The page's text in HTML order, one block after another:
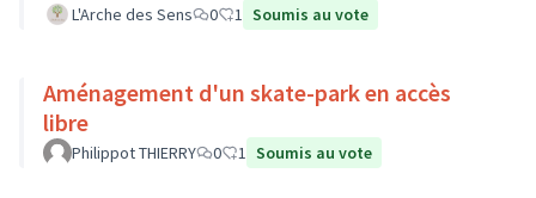
L'Arche des Sens 0 1 Soumis au vote
Aménagement d'un skate-park en accès
libre
Philippot THIERRY 0 1 Soumis au vote